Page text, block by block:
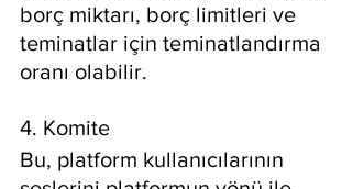
borç miktarı, borç limitleri ve
teminatlar için teminatlandırma
oranı olabilir.
4. Komite
Bu, platform kullanıcılarının